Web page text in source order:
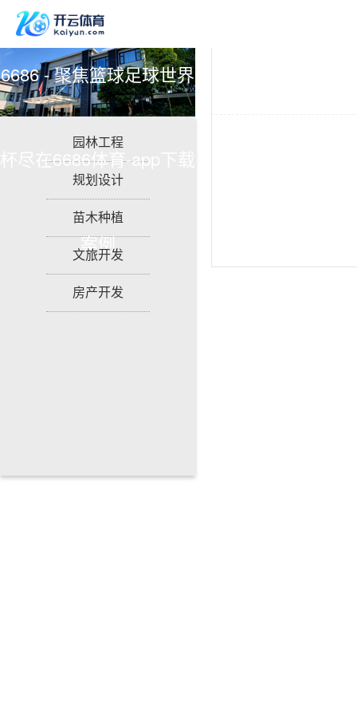
6686 - 聚焦篮球足球世界
杯尽在6686体育-app下载
案例
园林工程
规划设计
苗木种植
文旅开发
房产开发